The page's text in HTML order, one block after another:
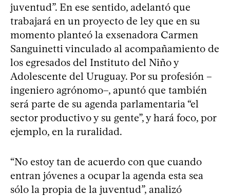
juventud”. En ese sentido, adelantó que
trabajará en un proyecto de ley que en su
momento planteó la exsenadora Carmen
Sanguinetti vinculado al acompañamiento de
los egresados del Instituto del Niño y
Adolescente del Uruguay. Por su profesión –
ingeniero agrónomo–, apuntó que también
será parte de su agenda parlamentaria “el
sector productivo y su gente”, y hará foco, por
ejemplo, en la ruralidad.
“No estoy tan de acuerdo con que cuando
entran jóvenes a ocupar la agenda esta sea
sólo la propia de la juventud”, analizó